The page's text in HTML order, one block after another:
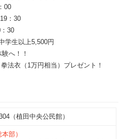
00
：30
30
学生以上5,500円
へ！！
法衣（1万円相当）プレゼント！
（植田中央公民館）
部）